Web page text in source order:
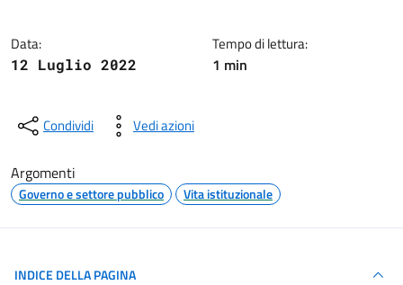
Data:
12 Luglio 2022
Tempo di lettura:
1 min
Condividi Vedi azioni
Argomenti
Governo e settore pubblico Vita istituzionale
INDICE DELLA PAGINA